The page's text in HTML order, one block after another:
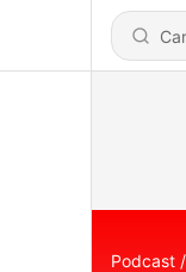
Podcast